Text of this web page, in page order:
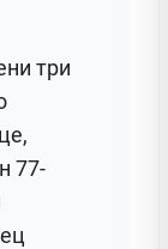
три
77-